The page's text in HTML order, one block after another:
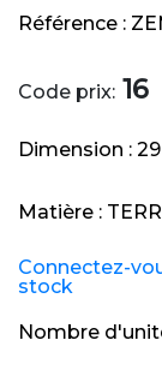
Référence :
Code prix: 16
Dimension :
Matière :
Connectez-
stock
Nombre